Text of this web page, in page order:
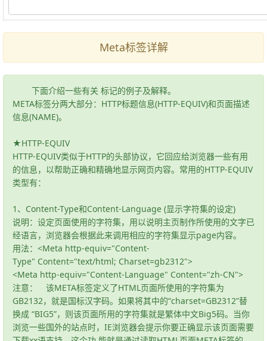
Meta标签详解
下面介绍一些有关 标记的例子及解释。
META标签分两大部分：HTTP标题信息(HTTP-EQUIV)和页面描述
信息(NAME)。
★HTTP-EQUIV
HTTP-EQUIV类似于HTTP的头部协议，它回应给浏览器一些有用
的信息，以帮助正确和精确地显示网页内容。常用的HTTP-EQUIV
类型有：
1、Content-Type和Content-Language (显示字符集的设定)
说明：设定页面使用的字符集，用以说明主页制作所使用的文字已
经语言，浏览器会根据此来调用相应的字符集显示page内容。
用法：<Meta http-equiv="Content-
Type" Content="text/html; Charset=gb2312">
<Meta http-equiv="Content-Language" Content="zh-CN">
注意： 该META标签定义了HTML页面所使用的字符集为
GB2132，就是国标汉字码。如果将其中的“charset=GB2312”替
换成 “BIG5”，则该页面所用的字符集就是繁体中文Big5码。当你
浏览一些国外的站点时，IE浏览器会提示你要正确显示该页面需要